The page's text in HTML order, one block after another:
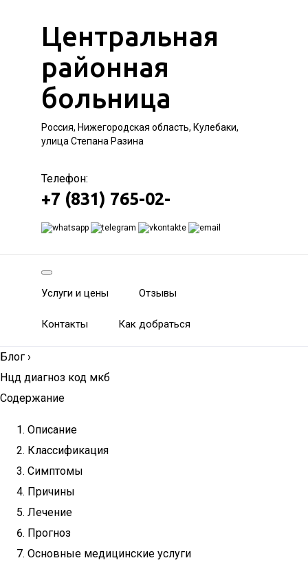
Центральная
районная
больница
Россия, Нижегородская область, Кулебаки,
улица Степана Разина
Телефон:
+7 (831) 765-02-
Услуги и цены Отзывы
Контакты Как добраться
Блог ›
Нцд диагноз код мкб
Содержание
Описание
Классификация
Симптомы
Причины
Лечение
Прогноз
Основные медицинские услуги